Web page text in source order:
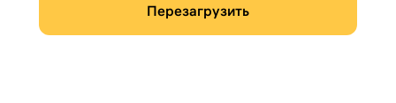
Перезагрузить